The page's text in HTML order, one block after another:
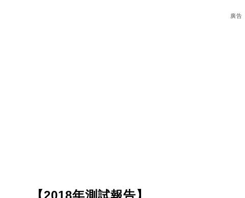
廣告
【2018年測試報告】